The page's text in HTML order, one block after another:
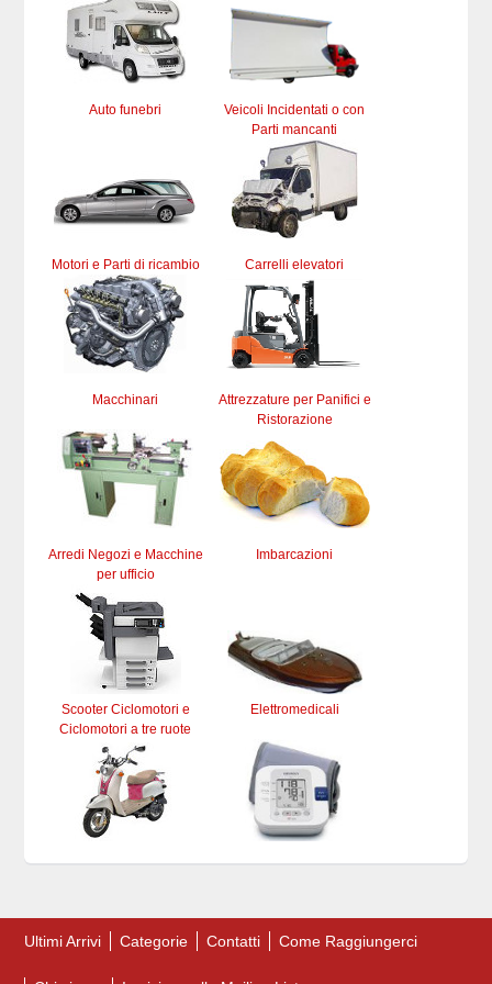
Auto funebri
Veicoli Incidentati o con
Parti mancanti
Motori e Parti di ricambio Carrelli elevatori
Macchinari
Attrezzature per Panifici e
Ristorazione
Arredi Negozi e Macchine
per ufficio
Imbarcazioni
Scooter Ciclomotori e
Ciclomotori a tre ruote
Elettromedicali
Ultimi Arrivi Categorie Contatti Come Raggiungerci